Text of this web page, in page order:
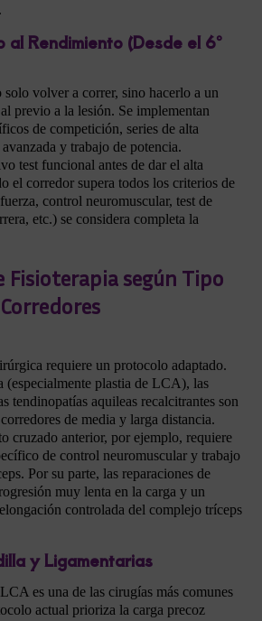
al Rendimiento (Desde el 6º
volver a correr, sino hacerlo a un
previo a la lesión. Se implementan
de competición, series de alta
y trabajo de potencia.
test funcional antes de dar el alta
el corredor supera todos los criterios de
control neuromuscular, test de
etc.) se considera completa la
Fisioterapia según Tipo
requiere un protocolo adaptado.
(especialmente plastia de LCA), las
tendinopatías aquileas recalcitrantes son
de media y larga distancia.
cruzado anterior, por ejemplo, requiere
de control neuromuscular y trabajo
Por su parte, las reparaciones de
muy lenta en la carga y un
controlada del complejo tríceps
y Ligamentarias
es una de las cirugías más comunes
actual prioriza la carga precoz